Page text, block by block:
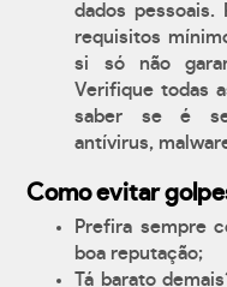
dados pessoais.
requisitos
si só não
Verifique todas
saber se é
antívirus,
Como evitar
Prefira sempre
boa reputação;
Tá barato